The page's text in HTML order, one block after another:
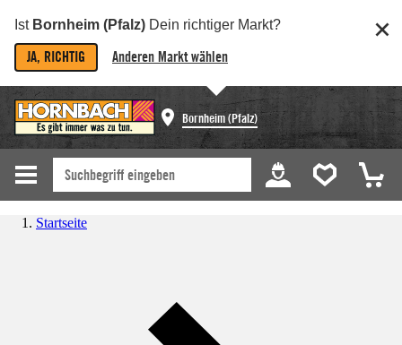
Ist Bornheim (Pfalz) Dein richtiger Markt?
JA, RICHTIG Anderen Markt wählen
Bornheim (Pfalz)
Startseite